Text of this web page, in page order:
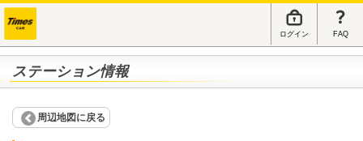
ログイン FAQ
ステーション情報
周辺地図に戻る